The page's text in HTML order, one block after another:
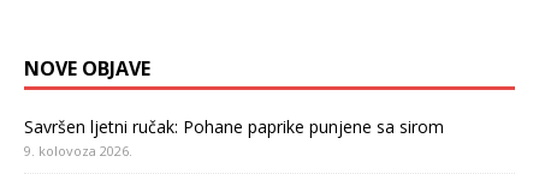
NOVE OBJAVE
Savršen ljetni ručak: Pohane paprike punjene sa sirom
9. kolovoza 2026.